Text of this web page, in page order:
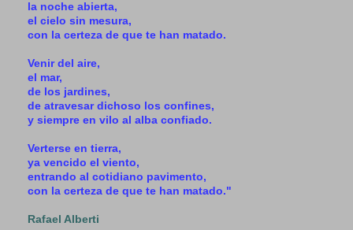
la noche abierta,
el cielo sin mesura,
con la certeza de que te han matado.
Venir del aire,
el mar,
de los jardines,
de atravesar dichoso los confines,
y siempre en vilo al alba confiado.
Verterse en tierra,
ya vencido el viento,
entrando al cotidiano pavimento,
con la certeza de que te han matado."
Rafael Alberti